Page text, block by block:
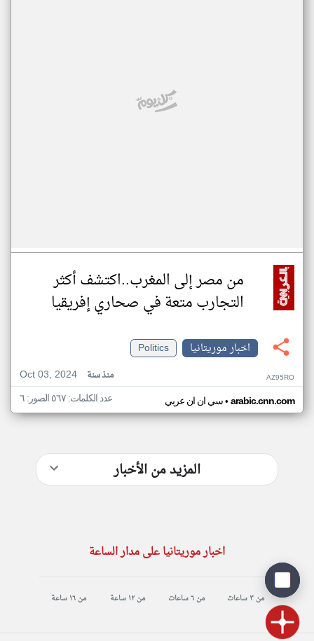
من مصر إلى المغرب..اكتشف أكثر
التجارب متعة في صحاري إفريقيا
اخبار موريتانيا
Politics
Oct 03, 2024
منذ سنة AZ95RO
سي ان ان عربي• arabic.cnn.com عدد الكلمات: ٥٦٧ الصور: ٦
المزيد من الأخبار
اخبار موريتانيا على مدار الساعة
من ٣ ساعات من ٦ ساعات من ١٢ ساعة من ١٦ ساعة